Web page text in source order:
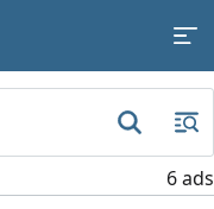
6 ads